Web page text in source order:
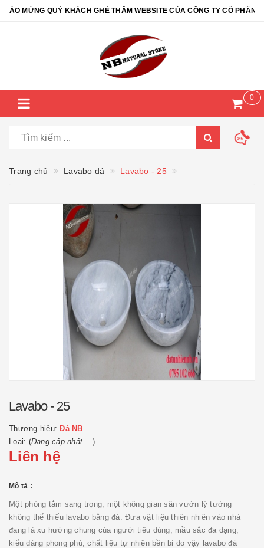
MỪNG QUÝ KHÁCH GHÉ THĂM WEBSITE CỦA CÔNG TY CỔ PHẦN
0
Trang chủ Lavabo đá Lavabo - 25
Lavabo - 25
Thương hiệu:Đá NB
Loại: (Đang cập nhật ...)
Liên hệ
Mô tả :
Một phòng tắm sang trọng, một không gian sân vườn lý tưởng
không thể thiếu lavabo bằng đá. Đưa vật liệu thiên nhiên vào nhà
đang là xu hướng chung của người tiêu dùng, mầu sắc đa dạng,
kiểu dáng phong phú, chất liệu tự nhiên bền bỉ do vậy lavabo đá